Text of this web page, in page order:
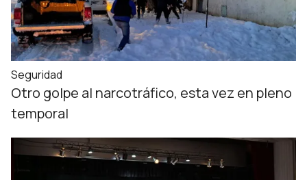
Seguridad
Otro golpe al narcotráfico, esta vez en pleno
temporal